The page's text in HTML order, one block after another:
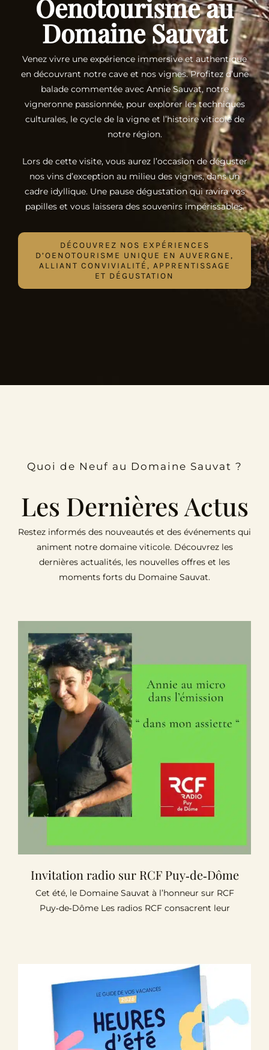
Oenotourisme au
Domaine Sauvat
Venez vivre une expérience immersive et authentique
en découvrant notre cave et nos vignes. Profitez d’une
balade commentée avec Annie Sauvat, notre
vigneronne passionnée, pour explorer les techniques
culturales, le cycle de la vigne et l’histoire viticole de
notre région.
Lors de cette visite, vous aurez l’occasion de déguster
nos vins d’exception au milieu des vignes, dans un
cadre idyllique. Une pause dégustation qui ravira vos
papilles et vous laissera des souvenirs impérissables.
DÉCOUVREZ NOS EXPÉRIENCES
D’OENOTOURISME UNIQUE EN AUVERGNE,
ALLIANT CONVIVIALITÉ, APPRENTISSAGE
ET DÉGUSTATION
Quoi de Neuf au Domaine Sauvat ?
Les Dernières Actus
Restez informés des nouveautés et des événements qui
animent notre domaine viticole. Découvrez les
dernières actualités, les nouvelles offres et les
moments forts du Domaine Sauvat.
Invitation radio sur RCF Puy‑de‑Dôme
Cet été, le Domaine Sauvat à l’honneur sur RCF
Puy‑de‑Dôme Les radios RCF consacrent leur